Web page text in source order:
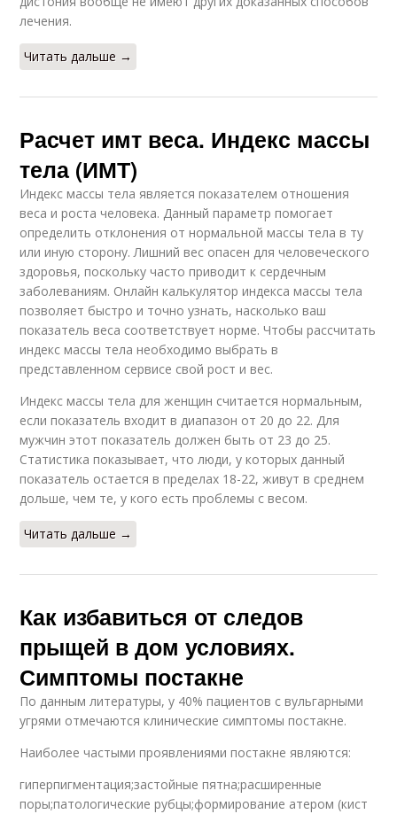
лечения.
Читать дальше →
Расчет имт веса. Индекс массы
тела (ИМТ)
Индекс массы тела является показателем отношения
веса и роста человека. Данный параметр помогает
определить отклонения от нормальной массы тела в ту
или иную сторону. Лишний вес опасен для человеческого
здоровья, поскольку часто приводит к сердечным
заболеваниям. Онлайн калькулятор индекса массы тела
позволяет быстро и точно узнать, насколько ваш
показатель веса соответствует норме. Чтобы рассчитать
индекс массы тела необходимо выбрать в
представленном сервисе свой рост и вес.
Индекс массы тела для женщин считается нормальным,
если показатель входит в диапазон от 20 до 22. Для
мужчин этот показатель должен быть от 23 до 25.
Статистика показывает, что люди, у которых данный
показатель остается в пределах 18-22, живут в среднем
дольше, чем те, у кого есть проблемы с весом.
Читать дальше →
Как избавиться от следов
прыщей в дом условиях.
Симптомы постакне
По данным литературы, у 40% пациентов с вульгарными
угрями отмечаются клинические симптомы постакне.
Наиболее частыми проявлениями постакне являются:
гиперпигментация;застойные пятна;расширенные
поры;патологические рубцы;формирование атером (кист